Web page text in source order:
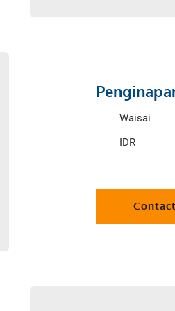
Waisai
IDR